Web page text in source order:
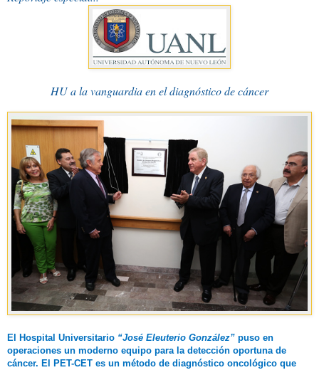
HU a la vanguardia en el diagnóstico de cáncer
El Hospital Universitario “José Eleuterio González” puso en
operaciones un moderno equipo para la detección oportuna de
cáncer. El PET-CET es un método de diagnóstico oncológico que